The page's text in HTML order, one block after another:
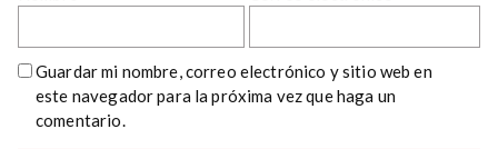
Guardar mi nombre, correo electrónico y sitio web en
este navegador para la próxima vez que haga un
comentario.